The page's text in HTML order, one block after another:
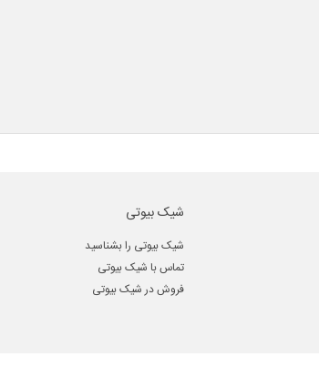
شیک بیوتی
شیک بیوتی را بشناسید
تماس با شیک بیوتی
فروش در شیک بیوتی